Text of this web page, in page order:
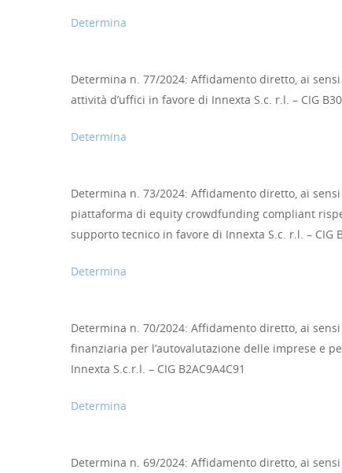
Determina
Determina n. 77/2024: Affidamento diretto, ai
attività d’uffici in favore di Innexta S.c. r.l. – CIG
Determina
Determina n. 73/2024: Affidamento diretto, ai
piattaforma di equity crowdfunding compliant
supporto tecnico in favore di Innexta S.c. r.l. – CIG
Determina
Determina n. 70/2024: Affidamento diretto, ai
finanziaria per l’autovalutazione delle imprese e
Innexta S.c.r.l. – CIG B2AC9A4C91
Determina
Determina n. 69/2024: Affidamento diretto, ai